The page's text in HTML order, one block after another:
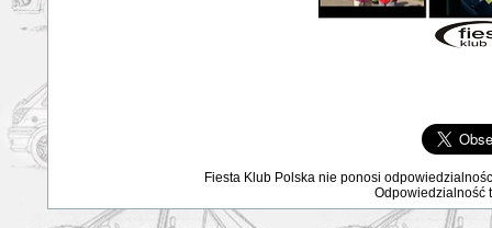
Fiesta Klub Polska nie ponosi
Odpowiedzialność